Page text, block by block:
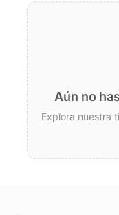
Aún no
Explora nuestra